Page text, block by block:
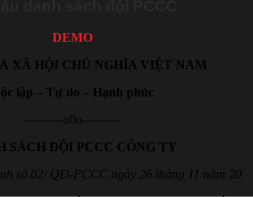
DEMO
XÃ HỘI CHỦ NGHĨA VIỆT NAM
lập – Tự do – Hạnh phúc
———o0o———
SÁCH ĐỘI PCCC CÔNG TY
số 02/ QĐ-PCCC ngày 26 tháng 11 năm 20